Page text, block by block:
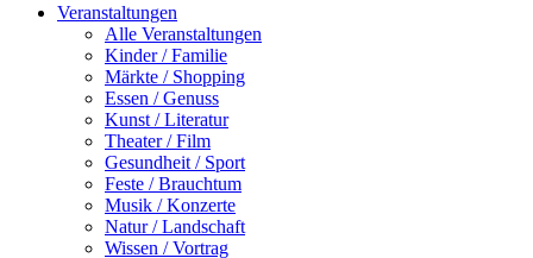
Veranstaltungen
Alle Veranstaltungen
Kinder / Familie
Märkte / Shopping
Essen / Genuss
Kunst / Literatur
Theater / Film
Gesundheit / Sport
Feste / Brauchtum
Musik / Konzerte
Natur / Landschaft
Wissen / Vortrag